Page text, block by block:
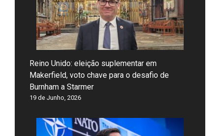
Reino Unido: eleição suplementar em
Makerfield, voto chave para o desafio de
Burnham a Starmer
19 de Junho, 2026